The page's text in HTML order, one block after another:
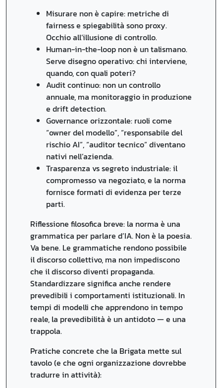
Misurare non è capire: metriche di
fairness e spiegabilità sono proxy.
Occhio all’illusione di controllo.
Human-in-the-loop non è un talismano.
Serve disegno operativo: chi interviene,
quando, con quali poteri?
Audit continuo: non un controllo
annuale, ma monitoraggio in produzione
e drift detection.
Governance orizzontale: ruoli come
“owner del modello”, “responsabile del
rischio AI”, “auditor tecnico” diventano
nativi nell’azienda.
Trasparenza vs segreto industriale: il
compromesso va negoziato, e la norma
fornisce formati di evidenza per terze
parti.
Riflessione filosofica breve: la norma è una
grammatica per parlare d’IA. Non è la poesia.
Va bene. Le grammatiche rendono possibile
il discorso collettivo, ma non impediscono
che il discorso diventi propaganda.
Standardizzare significa anche rendere
prevedibili i comportamenti istituzionali. In
tempi di modelli che apprendono in tempo
reale, la prevedibilità è un antidoto — e una
trappola.
Pratiche concrete che la Brigata mette sul
tavolo (e che ogni organizzazione dovrebbe
tradurre in attività):